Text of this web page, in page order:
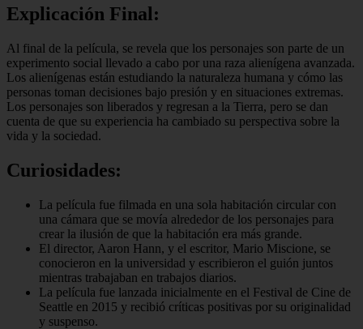
Explicación Final:
Al final de la película, se revela que los personajes son parte de un
experimento social llevado a cabo por una raza alienígena avanzada.
Los alienígenas están estudiando la naturaleza humana y cómo las
personas toman decisiones bajo presión y en situaciones extremas.
Los personajes son liberados y regresan a la Tierra, pero se dan
cuenta de que su experiencia ha cambiado su perspectiva sobre la
vida y la sociedad.
Curiosidades:
La película fue filmada en una sola habitación circular con
una cámara que se movía alrededor de los personajes para
crear la ilusión de que la habitación era más grande.
El director, Aaron Hann, y el escritor, Mario Miscione, se
conocieron en la universidad y escribieron el guión juntos
mientras trabajaban en trabajos diarios.
La película fue lanzada inicialmente en el Festival de Cine de
Seattle en 2015 y recibió críticas positivas por su originalidad
y suspenso.